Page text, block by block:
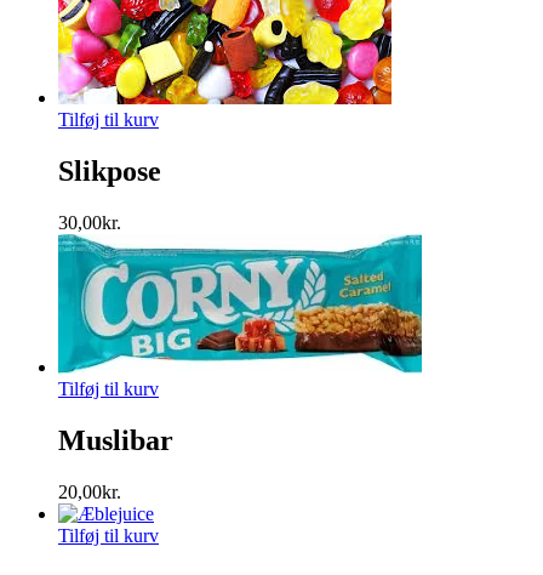
Tilføj til kurv
Slikpose
30,00kr.
Tilføj til kurv
Muslibar
20,00kr.
Tilføj til kurv